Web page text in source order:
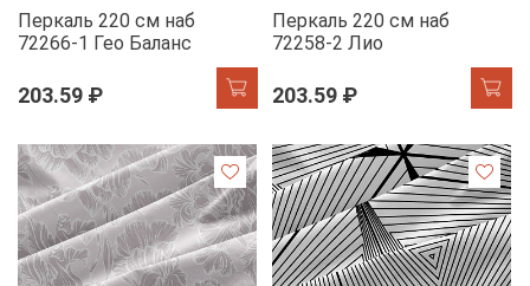
Перкаль 220 см наб
72266-1 Гео Баланс
203.59 ₽
Перкаль 220 см наб
72258-2 Лио
203.59 ₽